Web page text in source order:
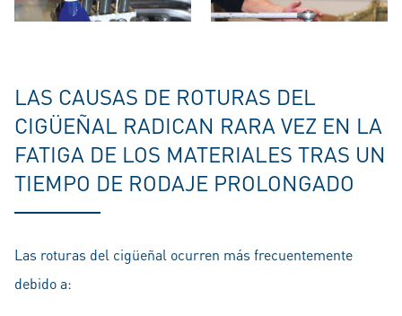
LAS CAUSAS DE ROTURAS DEL
CIGÜEÑAL RADICAN RARA VEZ EN LA
FATIGA DE LOS MATERIALES TRAS UN
TIEMPO DE RODAJE PROLONGADO
Las roturas del cigüeñal ocurren más frecuentemente
debido a: